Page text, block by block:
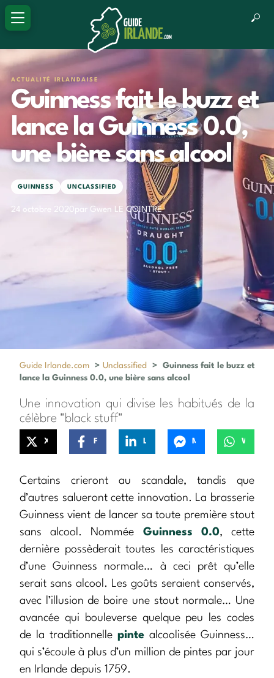
ACTUALITÉ IRLANDAISE
Guinness fait le buzz et
lance la Guinness 0.0,
une bière sans alcool
GUINNESS UNCLASSIFIED
24 octobre 2020par Gwen LE COINTRE
Guide Irlande.com > Unclassified >
Guinness fait le buzz et
lance la Guinness 0.0, une bière sans alcool
Une innovation qui divise les habitués de la
célèbre "black stuff"
Certains crieront au scandale, tandis que
d’autres salueront cette innovation. La brasserie
Guinness vient de lancer sa toute première stout
sans alcool. Nommée Guinness 0.0, cette
dernière possèderait toutes les caractéristiques
d’une Guinness normale… à ceci prêt qu’elle
serait sans alcool. Les goûts seraient conservés,
avec l’illusion de boire une stout normale… Une
avancée qui bouleverse quelque peu les codes
de la traditionnelle pinte alcoolisée Guinness…
qui s’écoule à plus d’un million de pintes par jour
en Irlande depuis 1759.